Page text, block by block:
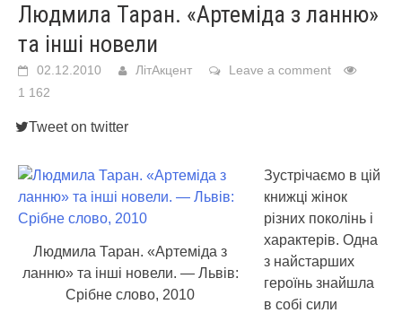
Людмила Таран. «Артеміда з ланню»
та інші новели
02.12.2010 ЛітАкцент
Leave a comment
1 162
Tweet on twitter
Людмила Таран. «Артеміда з
ланню» та інші новели. — Львів:
Срібне слово, 2010
Зустрічаємо в цій
книжці жінок
різних поколінь і
характерів. Одна
з найстарших
героїнь знайшла
в собі сили